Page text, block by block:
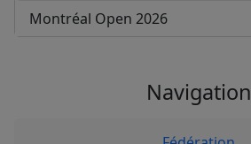
Montréal Open 2026
Navigation